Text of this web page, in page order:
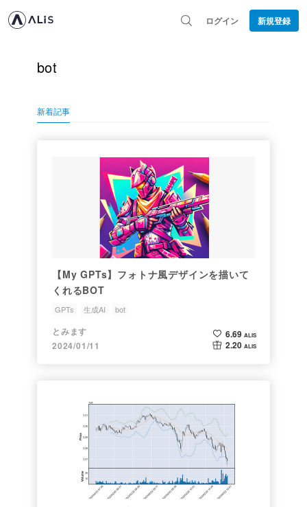
ログイン 新規登録
bot
新着記事
【My GPTs】フォトナ風デザインを描いて
くれるBOT
GPTs 生成AI bot
とみます
2024/01/11
6.69 ALIS
2.20 ALIS